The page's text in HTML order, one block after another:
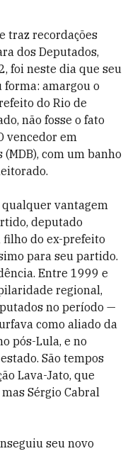
traz recordações
dos Deputados,
foi neste dia que seu
forma: amargou o
do Rio de
não fosse o fato
vencedor em
com um banho
qualquer vantagem
deputado
do ex-prefeito
para seu partido.
Entre 1999 e
regional,
no período —
como aliado da
pós-Lula, e no
São tempos
Lava-Jato, que
Sérgio Cabral
seu novo